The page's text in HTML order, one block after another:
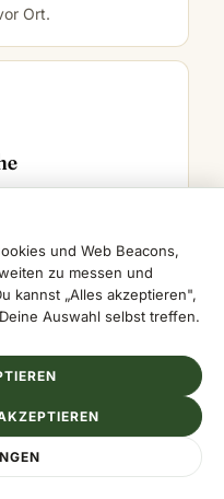
Ort.
in eine Taverne.
besonders klar.
such Dir eine
und nimm Dir Zeit
Du ihn nicht nur
und Web Beacons,
zu messen und
kannst „Alles akzeptieren",
Auswahl selbst treffen.